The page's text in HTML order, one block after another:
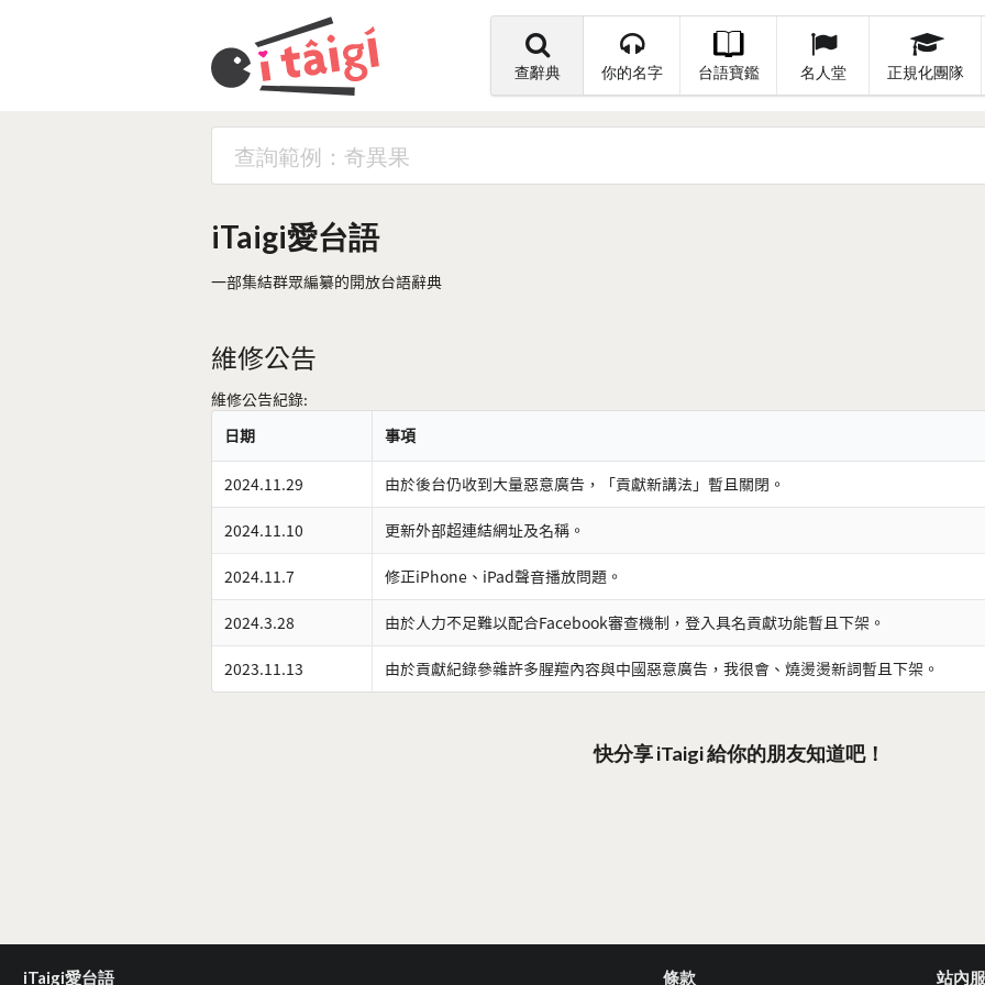
查辭典 你的名字 台語寶鑑 名人堂 正規化團隊
iTaigi愛台語
一部集結群眾編纂的開放台語辭典
維修公告
維修公告紀錄:
日期
事項
2024.11.29 由於後台仍收到大量惡意廣告，「貢獻新講法」暫且關閉。
2024.11.10 更新外部超連結網址及名稱。
2024.11.7 修正iPhone、iPad聲音播放問題。
2024.3.28 由於人力不足難以配合Facebook審查機制，登入具名貢獻功能暫且下架。
2023.11.13 由於貢獻紀錄參雜許多腥羶內容與中國惡意廣告，我很會、燒燙燙新詞暫且下架。
快分享 iTaigi 給你的朋友知道吧！
iTaigi愛台語 條款 站內